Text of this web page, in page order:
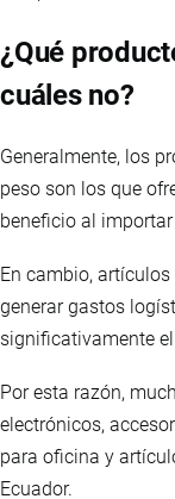
¿Qué
cuáles no?
Generalmente, los
peso son los que
beneficio al
En cambio,
generar gastos
significativamente
Por esta razón,
electrónicos,
para oficina y
Ecuador.